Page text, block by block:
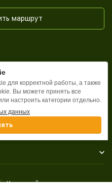
маршрут
для корректной работы, а также
Вы можете принять все
настроить категории отдельно.
данных